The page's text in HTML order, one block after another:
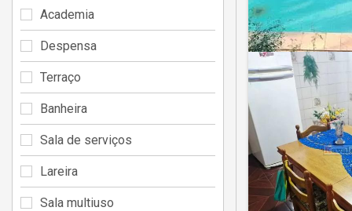
Academia
Despensa
Terraço
Banheira
Sala de serviços
Lareira
Sala multiuso